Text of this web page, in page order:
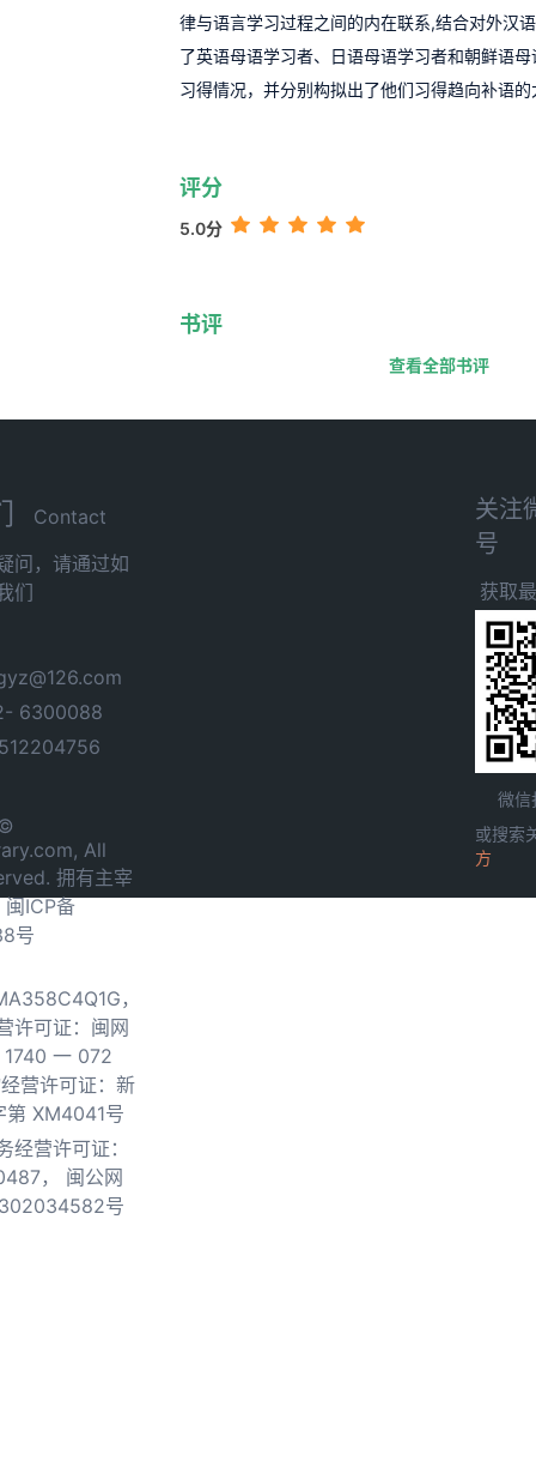
律与语言学习过程之间的内在联系,结合对外汉
了英语母语学习者、日语母语学习者和朝鲜语
习得情况，并分别构拟出了他们习得趋向补语
评分
5.0分
书评
查看全部书评
Contact
问，请通过如
们
6300088
All
拥有主宰
闽ICP备
号
，
许可证：闽网
一 072
营许可证：新
第 XM4041号
经营许可证：
，
闽公网
号
关注
号
获取
微信
或搜索
方